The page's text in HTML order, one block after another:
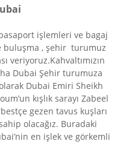
pasaport işlemleri ve bagaj
buluşma , şehir turumuz
veriyoruz.Kahvaltımızın
Dubai Şehir turumuza
Dubai Emiri Sheikh
kışlık sarayı Zabeel
gezen tavus kuşları
olacağız. Buradaki
en işlek ve görkemli